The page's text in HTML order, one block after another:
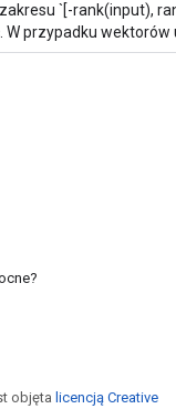
`[-rank(input),
przypadku wektorów
objęta licencją Creative